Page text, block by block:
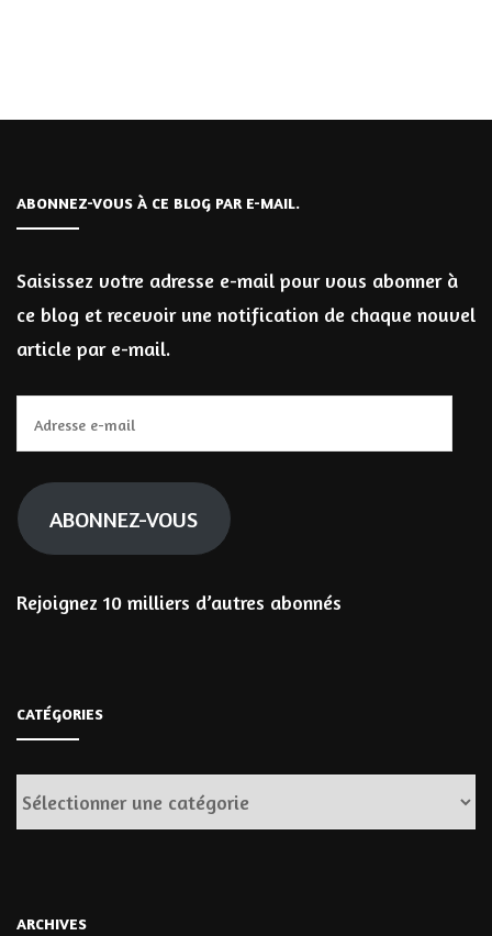
ABONNEZ-VOUS À CE BLOG PAR E-MAIL.
Saisissez votre adresse e-mail pour vous abonner à
ce blog et recevoir une notification de chaque nouvel
article par e-mail.
e-
mail
ABONNEZ-VOUS
Rejoignez 10 milliers d’autres abonnés
CATÉGORIES
Catégories
ARCHIVES